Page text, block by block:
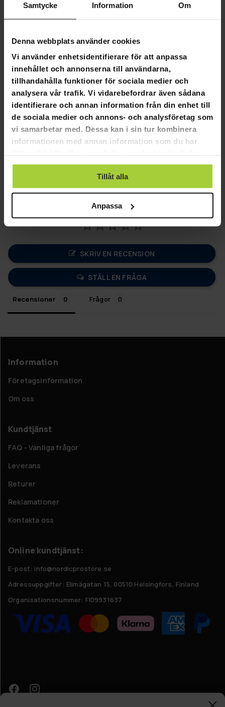
Samtycke Information Om
Denna webbplats använder cookies
Vi använder enhetsidentifierare för att anpassa
innehållet och annonserna till användarna,
tillhandahålla funktioner för sociala medier och
analysera vår trafik. Vi vidarebefordrar även sådana
identifierare och annan information från din enhet till
de sociala medier och annons- och analysföretag som
vi samarbetar med. Dessa kan i sin tur kombinera
informationen med annan information som du har
använt deras tjänster.
Tillåt alla
Anpassa
Adidas Shadow fitness handskar 125 g
Adidas Shadow fitness handskar
Adidas Shadow fitness handksar är av svart konstläder på
en röd nätbakgrund. Handdelden har en yta av hi-tech
Amara konstläder. De medföljande handledsvikterna av gel
på 125 g, som fästs med kardborreband, ger mer motstånd
SKRIV EN RECENSION
STÄLL EN FRÅGA
Recensioner Frågor
Information
Företagsinformation
Om oss
Kundtjänst
FAQ - Vanliga frågor
Leverans
Returer
Reklamationer
Kontakta oss
Online kundtjänst:
E-post: info@nordicprostore.se
Adressuppgifter: Elimägatan 15, 00510 Helsingfors, Finland
Organisationsnummer: FI09931637